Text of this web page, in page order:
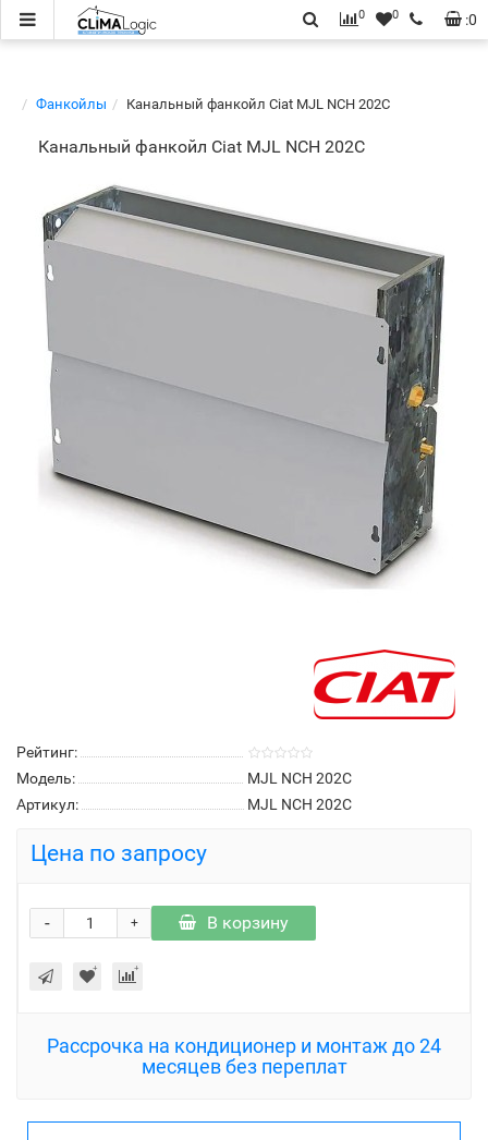
:0
0 0
Фанкойлы Канальный фанкойл Ciat MJL NCH 202C
Канальный фанкойл Ciat MJL NCH 202C
Рейтинг:
Модель:
MJL NCH 202C
Артикул:
MJL NCH 202C
Цена по запросу
+
- В корзину
Рассрочка на кондиционер и монтаж до 24
месяцев без переплат